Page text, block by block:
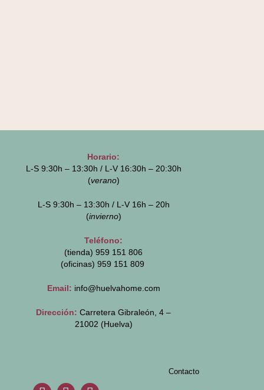
Horario:
L-S 9:30h – 13:30h / L-V 16:30h – 20:30h
(verano)
L-S 9:30h – 13:30h / L-V 16h – 20h
(invierno)
Teléfono:
(tienda) 959 151 806
(oficinas) 959 151 809
Email: info@huelvahome.com
Dirección: Carretera Gibraleón, 4 –
21002 (Huelva)
Contacto